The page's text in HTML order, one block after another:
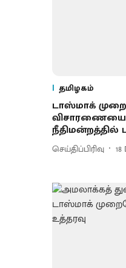
தமிழகம்
டாஸ்மாக்
விசாரணையை
நீதிமன்றத்தில்
செய்திப்பிரிவு 18